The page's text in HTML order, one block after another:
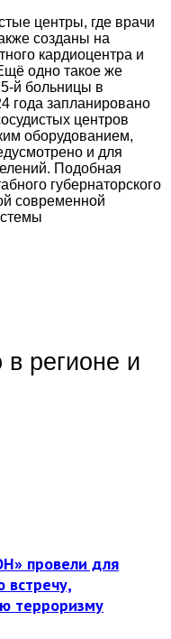
центры, где врачи
созданы на
кардиоцентра и
одно такое же
й больницы в
года запланировано
центров
оборудованием,
и для
Подобная
губернаторского
современной
регионе и
провели для
встречу,
терроризму